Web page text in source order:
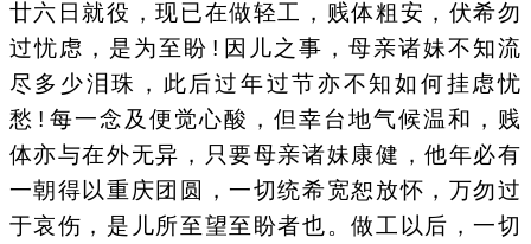
廿六日就役，现已在做轻工，贱体粗安，伏希勿
过忧虑，是为至盼!因儿之事，母亲诸妹不知流
尽多少泪珠，此后过年过节亦不知如何挂虑忧
愁!每一念及便觉心酸，但幸台地气候温和，贱
体亦与在外无异，只要母亲诸妹康健，他年必有
一朝得以重庆团圆，一切统希宽恕放怀，万勿过
于哀伤，是儿所至望至盼者也。做工以后，一切